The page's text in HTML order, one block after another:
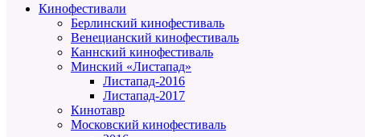
Кинофестивали
Берлинский кинофестиваль
Венецианский кинофестиваль
Каннский кинофестиваль
Минский «Листапад»
Листапад-2016
Листапад-2017
Кинотавр
Московский кинофестиваль